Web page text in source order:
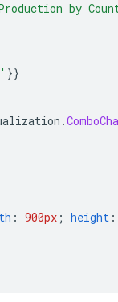
by
}}
.
: 900px ; height :